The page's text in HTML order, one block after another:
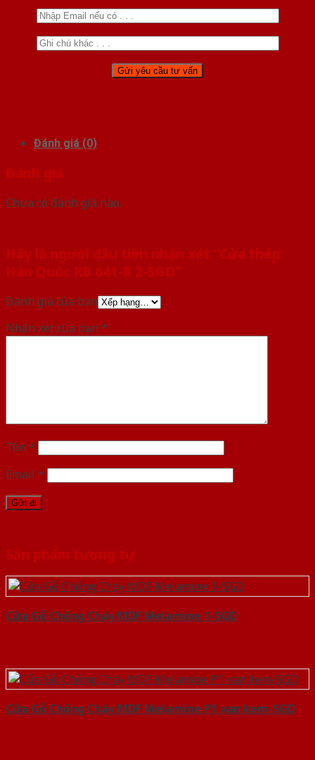
Đánh giá (0)
Đánh giá
Chưa có đánh giá nào.
Hãy là người đầu tiên nhận xét “Cửa thép
Hàn Quốc RB 641-R 2-SGD”
Đánh giá của bạn
Nhận xét của bạn *
Tên *
Email *
Sản phẩm tương tự
Cửa Gỗ Chống Cháy MDF Melamine 1-SGD
Cửa Gỗ Chống Cháy MDF Melamine P1 van kem-SGD